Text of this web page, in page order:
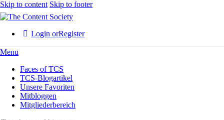
Skip to content Skip to footer
Login orRegister
Menu
Faces of TCS
TCS-Blogartikel
Unsere Favoriten
Mitbloggen
Mitgliederbereich